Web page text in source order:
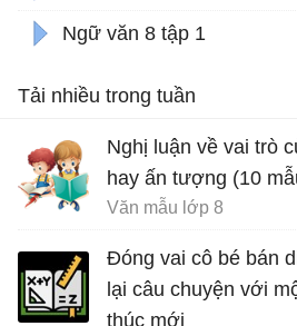
Ngữ văn 8 tập 1
Tải nhiều trong tuần
Nghị luận về vai trò
hay ấn tượng (10
Văn mẫu lớp 8
Đóng vai cô bé bán
lại câu chuyện với
thúc mới